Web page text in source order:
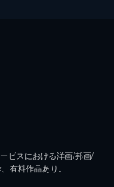
ビスにおける洋画/邦画/
有料作品あり。